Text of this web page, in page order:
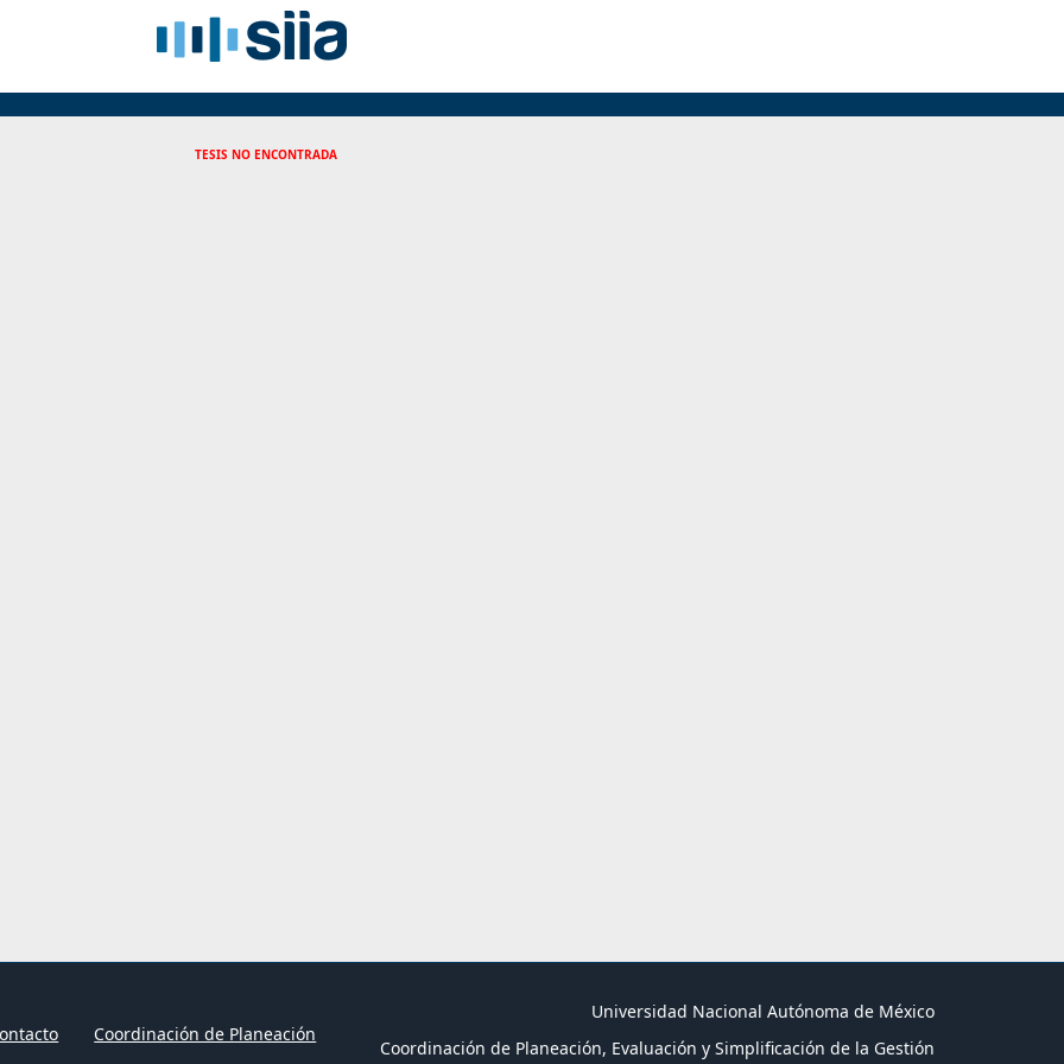
TESIS NO ENCONTRADA
Coordinación de Planeación
Universidad Nacional Autónoma de México
Coordinación de Planeación, Evaluación y Simplificación de la Gestión